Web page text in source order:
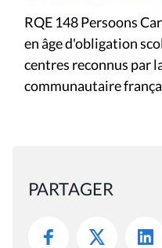
RQE 148 Persoons
en âge d'obligation
centres reconnus par
communautaire
PARTAGER